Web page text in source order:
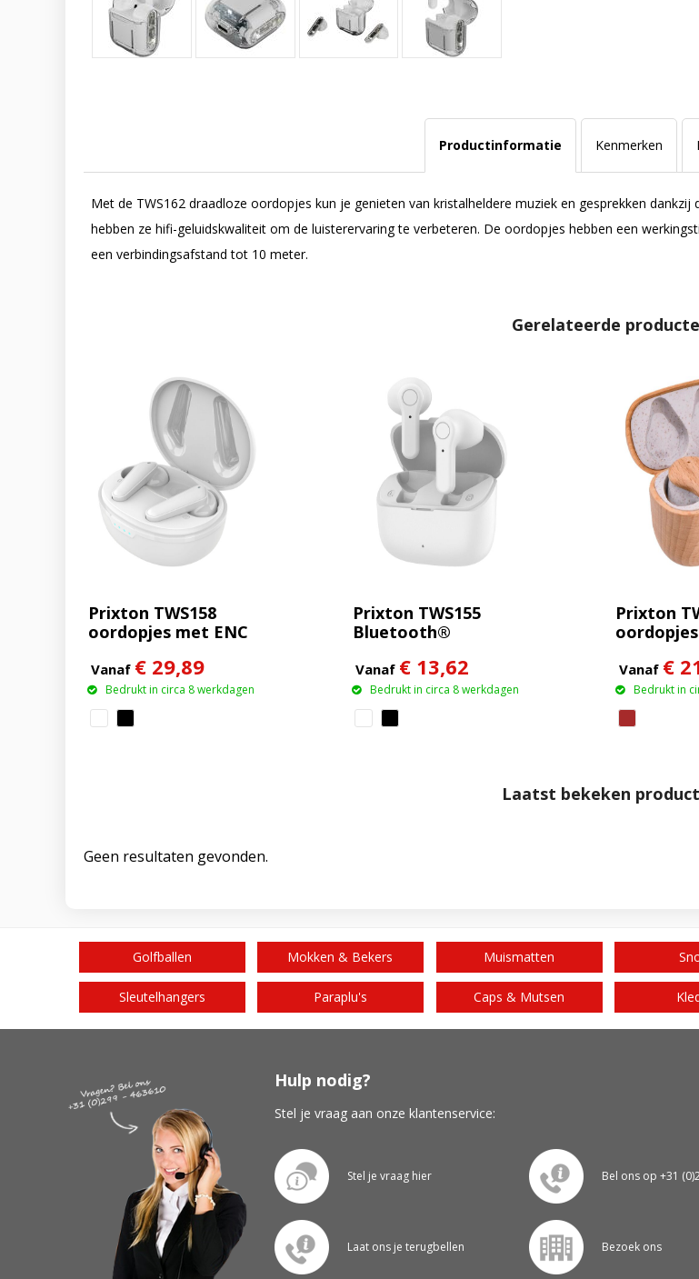
Productinformatie Kenmerken
Met de TWS162 draadloze oordopjes kun je genieten van kristalheldere muziek en gesprekken
hebben ze hifi-geluidskwaliteit om de luisterervaring te verbeteren. De oordopjes hebben een
een verbindingsafstand tot 10 meter.
Gerelateerde
Prixton TWS158
oordopjes met ENC
Vanaf € 29,89
Bedrukt in circa 8 werkdagen
Prixton TWS155
Bluetooth®
Vanaf € 13,62
Bedrukt in circa 8 werkdagen
Prixton
oordopjes
Vanaf €
Bedrukt in
Laatst bekeken
Geen resultaten gevonden.
Golfballen Mokken & Bekers Muismatten
Sleutelhangers Paraplu's Caps & Mutsen
Hulp nodig?
Stel je vraag aan onze klantenservice:
Stel je vraag hier Bel ons op +31
Laat ons je terugbellen Bezoek ons